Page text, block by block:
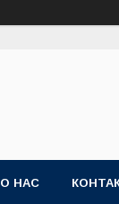
О НАС